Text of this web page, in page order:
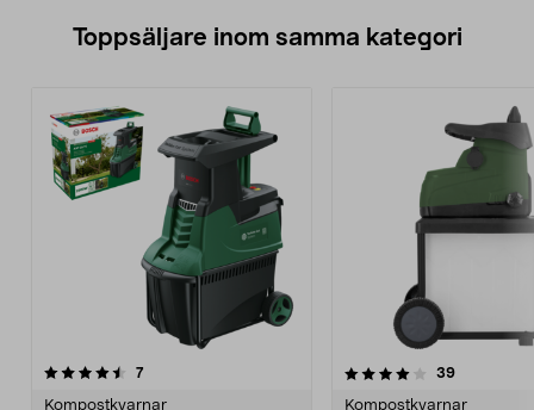
Toppsäljare inom samma kategori
7recensioner
Kompostkvarnar
4.0 av 5 stjärnor 39recensioner
Kompostkvarnar
4.0 av 5 stjärnor